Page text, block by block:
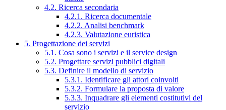
4.2. Ricerca secondaria
4.2.1. Ricerca documentale
4.2.2. Analisi benchmark
4.2.3. Valutazione euristica
5. Progettazione dei servizi
5.1. Cosa sono i servizi e il service design
5.2. Progettare servizi pubblici digitali
5.3. Definire il modello di servizio
5.3.1. Identificare gli attori coinvolti
5.3.2. Formulare la proposta di valore
5.3.3. Inquadrare gli elementi costitutivi del
servizio